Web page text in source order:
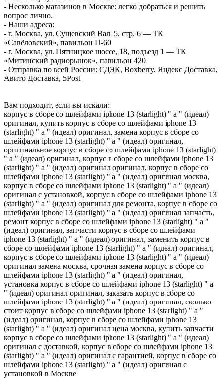
- Несколько магазинов в Москве: легко добраться и решить
вопрос лично.
- Наши адреса:
- г. Москва, ул. Сущевский Вал, 5, стр. 6 — ТК
«Савёловский», павильон П-60
- г. Москва, ул. Пятницкое шоссе, 18, подъезд 1 — ТК
«Митинский радиорынок», павильон 420
- Отправка по всей России: СДЭК, Boxberry, Яндекс Доставка,
Авито Доставка, 5Post
Вам подходит, если вы искали:
корпус в сборе со шлейфами iphone 13 (starlight) " a " (идеал)
оригинал, купить корпус в сборе со шлейфами iphone 13
(starlight) " a " (идеал) оригинал, замена корпус в сборе со
шлейфами iphone 13 (starlight) " a " (идеал) оригинал,
оригинальное корпус в сборе со шлейфами iphone 13 (starlight)
" a " (идеал) оригинал, корпус в сборе со шлейфами iphone 13
(starlight) " a " (идеал) оригинал оригинал, корпус в сборе со
шлейфами iphone 13 (starlight) " a " (идеал) оригинал москва,
корпус в сборе со шлейфами iphone 13 (starlight) " a " (идеал)
оригинал с установкой, корпус в сборе со шлейфами iphone 13
(starlight) " a " (идеал) оригинал для ремонта, корпус в сборе со
шлейфами iphone 13 (starlight) " a " (идеал) оригинал запчасть,
ремонт корпус в сборе со шлейфами iphone 13 (starlight) " a "
(идеал) оригинал, запчасти корпус в сборе со шлейфами
iphone 13 (starlight) " a " (идеал) оригинал, заменить корпус в
сборе со шлейфами iphone 13 (starlight) " a " (идеал) оригинал,
корпус в сборе со шлейфами iphone 13 (starlight) " a " (идеал)
оригинал замена москва, срочная замена корпус в сборе со
шлейфами iphone 13 (starlight) " a " (идеал) оригинал,
установка корпус в сборе со шлейфами iphone 13 (starlight) " a
" (идеал) оригинал оригинал, заказать корпус в сборе со
шлейфами iphone 13 (starlight) " a " (идеал) оригинал, сколько
стоит корпус в сборе со шлейфами iphone 13 (starlight) " a "
(идеал) оригинал, корпус в сборе со шлейфами iphone 13
(starlight) " a " (идеал) оригинал цена москва, купить запчасти
корпус в сборе со шлейфами iphone 13 (starlight) " a " (идеал)
оригинал с доставкой, корпус в сборе со шлейфами iphone 13
(starlight) " a " (идеал) оригинал с гарантией, корпус в сборе со
шлейфами iphone 13 (starlight) " a " (идеал) оригинал с
установкой в Москве